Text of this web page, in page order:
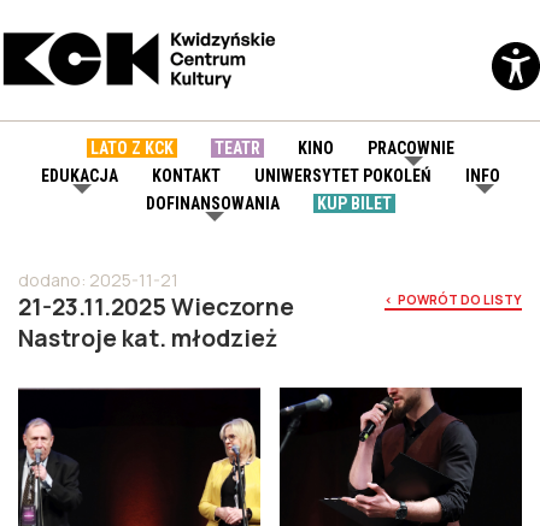
LATO Z KCK TEATR KINO
PRACOWNIE
EDUKACJA
KONTAKT UNIWERSYTET POKOLEŃ
INFO
DOFINANSOWANIA
KUP BILET
dodano: 2025-11-21
< POWRÓT DO LISTY
21-23.11.2025 Wieczorne
Nastroje kat. młodzież